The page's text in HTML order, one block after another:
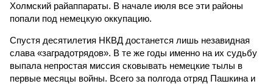
Холмский райаппараты. В начале июля все эти районы
попали под немецкую оккупацию.
Спустя десятилетия НКВД достанется лишь незавидная
слава «заградотрядов». В те же годы именно на их судьбу
выпала непростая миссия сковывать немецкие тылы в
первые месяцы войны. Всего за полгода отряд Пашкина и